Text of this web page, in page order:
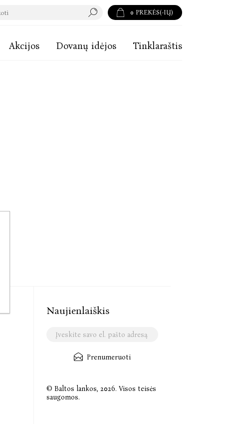
0 PREKĖS(-IŲ)
Akcijos Dovanų idėjos Tinklaraštis
Naujienlaiškis
Prenumeruoti
© Baltos lankos, 2026. Visos teisės
saugomos.